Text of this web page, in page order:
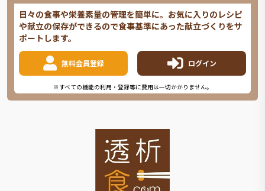
日々の食事や栄養素量の管理を簡単に。お気に入りのレシピ
や献立の保存ができるので食事基準にあった献立づくりをサ
ポートします。
無料会員登録 ログイン
※すべての機能の利用・登録等に費用は一切かかりません。